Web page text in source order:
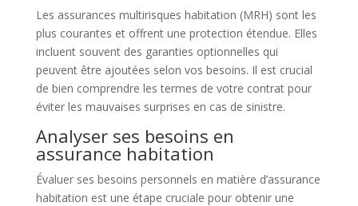
Les assurances multirisques habitation (MRH) sont les
plus courantes et offrent une protection étendue. Elles
incluent souvent des garanties optionnelles qui
peuvent être ajoutées selon vos besoins. Il est crucial
de bien comprendre les termes de votre contrat pour
éviter les mauvaises surprises en cas de sinistre.
Analyser ses besoins en
assurance habitation
Évaluer ses besoins personnels en matière d’assurance
habitation est une étape cruciale pour obtenir une